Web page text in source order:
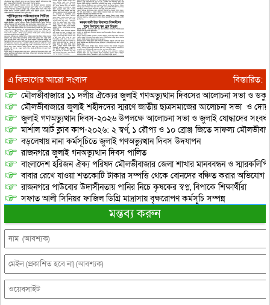
এ বিভাগের আরো সংবাদ বিস্তারিত:
মৌলভীবাজারে ১১ দলীয় ঐক্যের জুলাই গণঅভ্যুত্থান দিবসের আলোচনা সভা ও
মৌলভীবাজারে জুলাই শহীদদের স্মরণে জাতীয় ছাত্রসমাজের আলোচনা সভা ও
জুলাই গণঅভ্যুত্থান দিবস-২০২৬ উপলক্ষে আলোচনা সভা ও জুলাই যোদ্ধাদের
মার্শাল আর্ট ক্লাব কাপ-২০২৬: ২ স্বর্ণ, ১ রৌপ্য ও ১০ ব্রোঞ্জ জিতে সাফল্য
বড়লেখায় নানা কর্মসূচিতে জুলাই গণঅভ্যুত্থান দিবস উদযাপন
রাজনগরে জুলাই গনঅভ্যুত্থান দিবস পালিত
বাংলাদেশ হরিজন ঐক্য পরিষদ মৌলভীবাজার জেলা শাখার মানববন্ধন ও স্মারকলিপি
বাবার রেখে যাওয়া শতকোটি টাকার সম্পত্তি থেকে বোনদের বঞ্চিত করার অভিযোগ
রাজনগরে পাউবোর উদাসীনতায় পানির নিচে কৃষকের স্বপ্ন, বিপাকে শিক্ষার্থীরা
সফাত আলী সিনিয়র ফাজিল ডিগ্রি মাদ্রাসায় বৃক্ষরোপণ কর্মসূচি সম্পন্ন
মন্তব্য করুন